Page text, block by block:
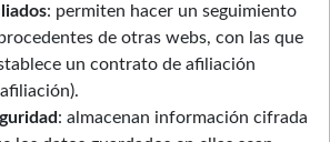
: permiten hacer un seguimiento
de otras webs, con las que
un contrato de afiliación
: almacenan información cifrada